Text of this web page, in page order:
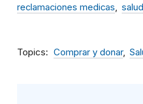
reclamaciones medicas
salud
Topics Comprar y donar